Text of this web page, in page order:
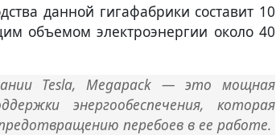
данной гигафабрики составит 10
объемом электроэнергии около 40
Tesla, Megapack — это мощная
энергообеспечения, которая
перебоев в ее работе.